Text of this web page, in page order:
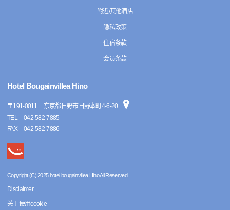
附近/其他酒店
隐私政策
住宿条款
会员条款
Hotel Bougainvillea Hino
〒191-0011
东京都日野市日野本町4-6-20
TEL
042-582-7885
FAX
042-582-7886
Copyright (C) 2025 hotel bougainvillea Hino All Reserved.
Disclaimer
关于使用cookie